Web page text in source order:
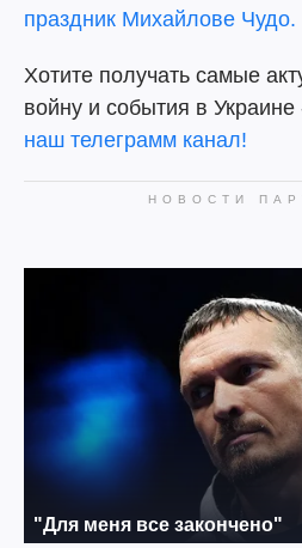
праздник Михайлове Чудо.
Хотите получать самые
войну и события в
наш телеграмм канал!